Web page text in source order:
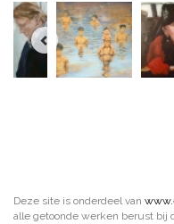
Deze site is onderdeel van
alle getoonde werken berust bij